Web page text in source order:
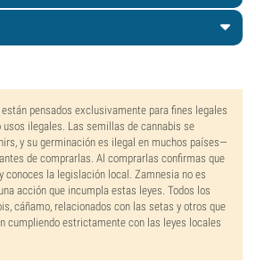
pensados exclusivamente para fines legales
usos ilegales. Las semillas de cannabis se
y su germinación es ilegal en muchos países—
de comprarlas. Al comprarlas confirmas que
conoces la legislación local. Zamnesia no es
acción que incumpla estas leyes. Todos los
cáñamo, relacionados con las setas y otros que
cumpliendo estrictamente con las leyes locales